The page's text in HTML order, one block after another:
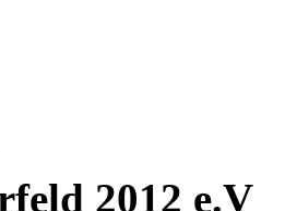
2012 e.V